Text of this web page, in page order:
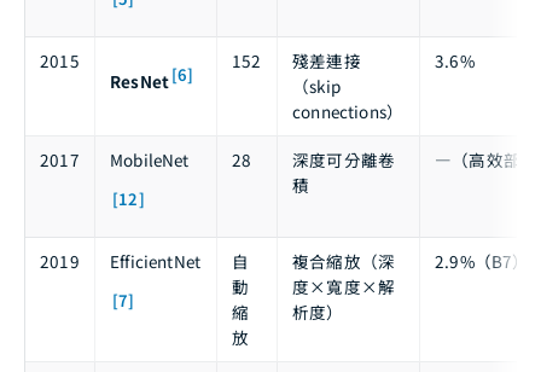
2015
ResNet[6]
152
殘差連接
（skip
connections）
3.6%
2017 MobileNet
[12]
28
深度可分離卷
積
—（高效部署
2019 EfficientNet
[7]
自
動
縮
放
複合縮放（深
度×寬度×解
析度）
2.9%（B7）